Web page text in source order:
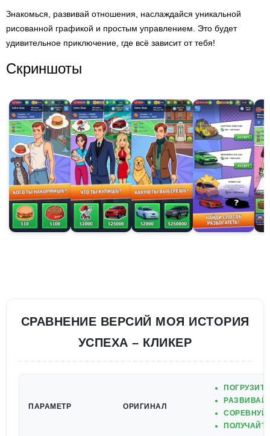
Знакомься, развивай отношения, наслаждайся уникальной
рисованной графикой и простым управлением. Это будет
удивительное приключение, где всё зависит от тебя!
Скриншоты
СРАВНЕНИЕ ВЕРСИЙ МОЯ ИСТОРИЯ
УСПЕХА – КЛИКЕР
ПАРАМЕТР ОРИГИНАЛ